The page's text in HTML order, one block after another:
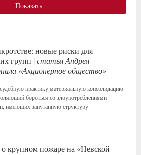
Показать
новые риски для
групп |статья Андрея
«Акционерное общество»
практику материальную консолидацию
бороться со злоупотреблениями
имеющих запутанную структуру
о крупном пожаре на «Невской